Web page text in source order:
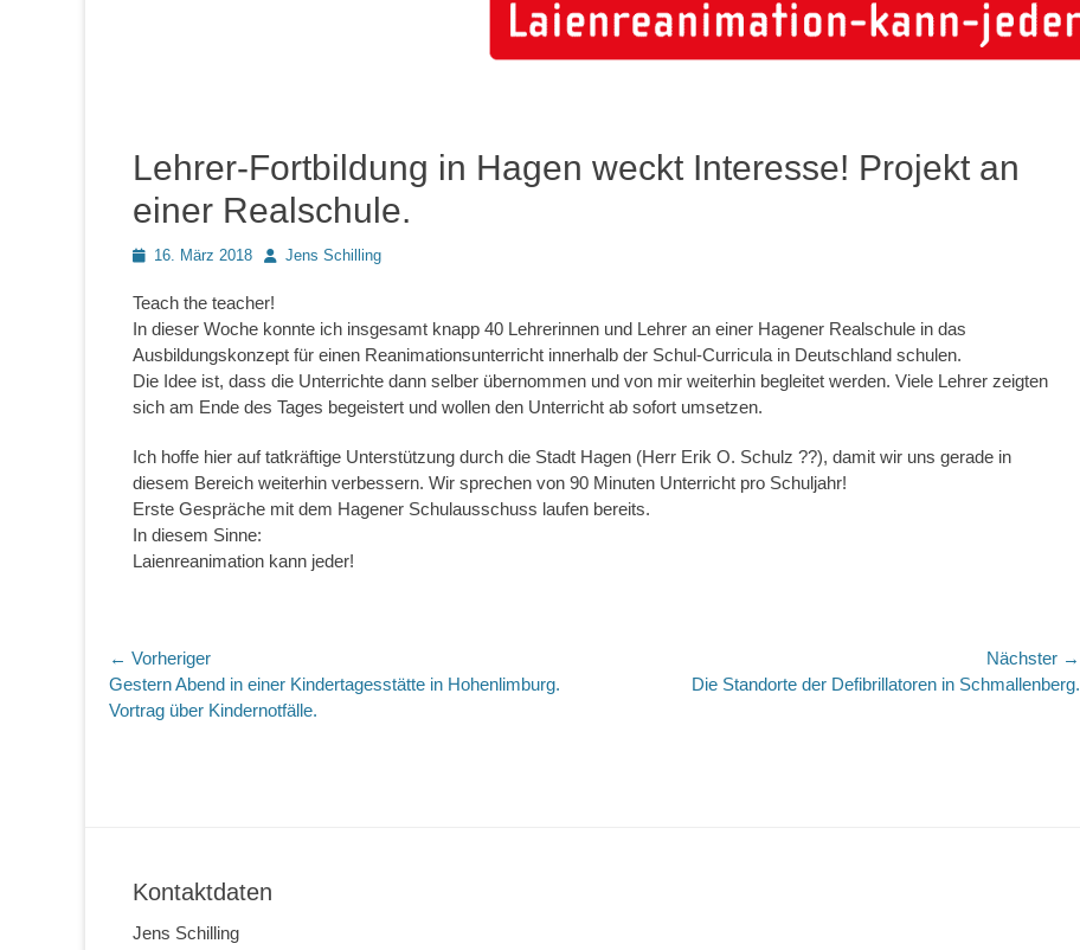
Lehrer-Fortbildung in Hagen weckt Interesse! Projekt an
einer Realschule.
Posted16. März 2018 AutorJens Schilling
Teach the teacher!
In dieser Woche konnte ich insgesamt knapp 40 Lehrerinnen und Lehrer an einer Hagener Realschule in das
Ausbildungskonzept für einen Reanimationsunterricht innerhalb der Schul-Curricula in Deutschland schulen.
Die Idee ist, dass die Unterrichte dann selber übernommen und von mir weiterhin begleitet werden. Viele Lehrer zeigten
sich am Ende des Tages begeistert und wollen den Unterricht ab sofort umsetzen.
Ich hoffe hier auf tatkräftige Unterstützung durch die Stadt Hagen (Herr Erik O. Schulz ??), damit wir uns gerade in
diesem Bereich weiterhin verbessern. Wir sprechen von 90 Minuten Unterricht pro Schuljahr!
Erste Gespräche mit dem Hagener Schulausschuss laufen bereits.
In diesem Sinne:
Laienreanimation kann jeder!
Beitragsnavigation
← Vorheriger
Vorheriger
Beitrag:
Gestern Abend in einer Kindertagesstätte in Hohenlimburg.
Vortrag über Kindernotfälle.
Nächster →
Die Standorte der Defibrillatoren in Schmallenberg.
Kontaktdaten
Jens Schilling